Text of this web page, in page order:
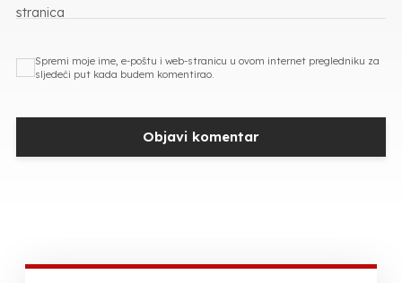
stranica
Spremi moje ime, e-poštu i web-stranicu u ovom internet pregledniku za
sljedeći put kada budem komentirao.